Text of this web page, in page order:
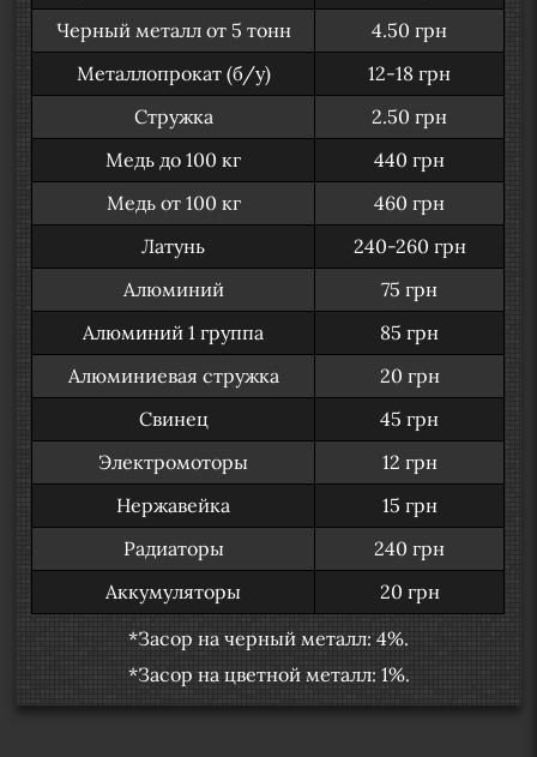
Черный металл от 5 тонн
4.50 грн
Металлопрокат (б/у)
12-18 грн
Стружка
2.50 грн
Медь до 100 кг
440 грн
Медь от 100 кг
460 грн
Латунь
240-260 грн
Алюминий
75 грн
Алюминий 1 группа
85 грн
Алюминиевая стружка
20 грн
Свинец
45 грн
Электромоторы
12 грн
Нержавейка
15 грн
Радиаторы
240 грн
Аккумуляторы
20 грн
*Засор на черный металл: 4%.
*Засор на цветной металл: 1%.